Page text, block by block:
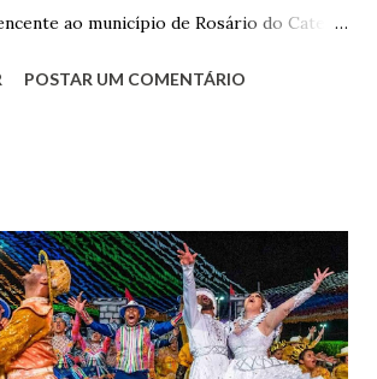
ao município de Rosário do Catete.
porém o casamento acabou com o
apropriar-se da volumosa herança. Em
para o Rio de Janeiro e casou-se com
de Uruguai. O Barão de Maruim
dedicação à atividade agrícola, que
POSTAR UM COMENTÁRIO